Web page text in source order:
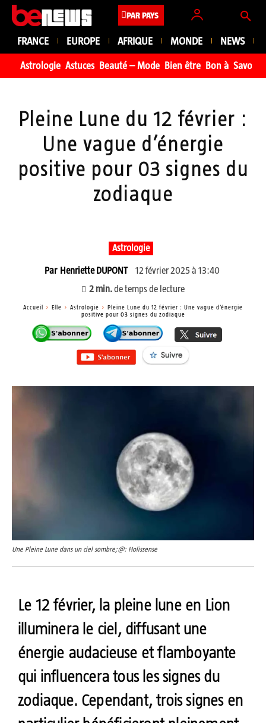
PAR PAYS
FRANCE EUROPE AFRIQUE MONDE NEWS
Astrologie Astuces Beauté – Mode Bien être Bon à Savoir
Pleine Lune du 12 février :
Une vague d’énergie
positive pour 03 signes du
zodiaque
Astrologie
Par Henriette DUPONT
12 février 2025 à 13:40
2 min.de temps de lecture
Accueil Elle Astrologie
Pleine Lune du 12 février : Une vague d’énergie
positive pour 03 signes du zodiaque
Une Pleine Lune dans un ciel sombre;@: Holissense
Le 12 février, la pleine lune en Lion
illuminera le ciel, diffusant une
énergie audacieuse et flamboyante
qui influencera tous les signes du
zodiaque. Cependant, trois signes en